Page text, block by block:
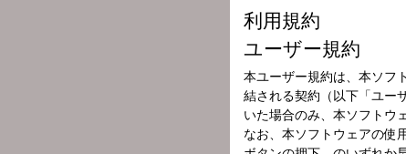
放送局
放送時間
2026年2月2日
番組名
ドラ魂キング